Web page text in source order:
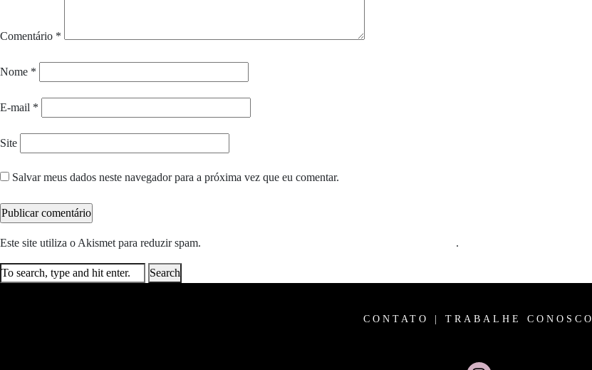
Comentário *
Nome *
E-mail *
Site
Salvar meus dados neste navegador para a próxima vez que eu comentar.
Este site utiliza o Akismet para reduzir spam. .
Search
CONTATO TRABALHE CONOSCO